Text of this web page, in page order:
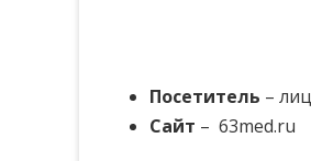
Посетитель –
Сайт – 63med.ru